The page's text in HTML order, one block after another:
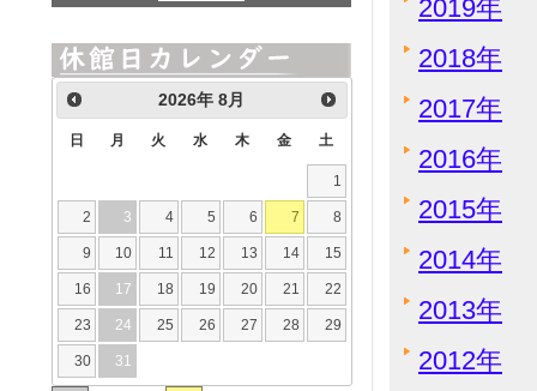
2019年
2018年
2017年
2016年
2015年
2014年
2013年
2012年
2026年8月
日 月 火 水 木 金 土
1
2 3 4 5 6 7 8
9 10 11 12 13 14 15
16 17 18 19 20 21 22
23 24 25 26 27 28 29
30 31